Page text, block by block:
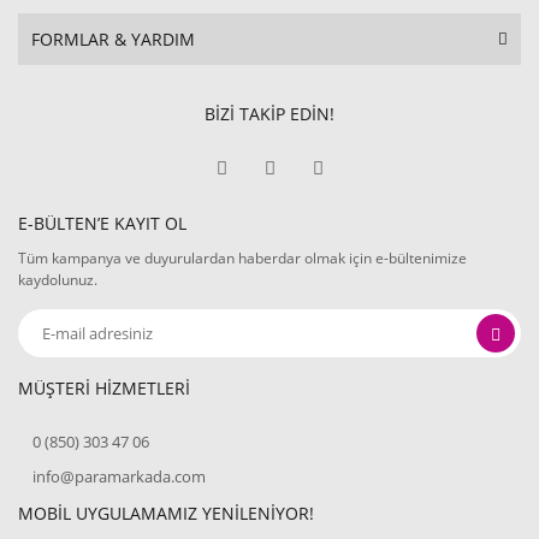
FORMLAR & YARDIM
BİZİ TAKİP EDİN!
E-BÜLTEN’E KAYIT OL
Tüm kampanya ve duyurulardan haberdar olmak için e-bültenimize
kaydolunuz.
MÜŞTERİ HİZMETLERİ
0 (850) 303 47 06
info@paramarkada.com
MOBİL UYGULAMAMIZ YENİLENİYOR!